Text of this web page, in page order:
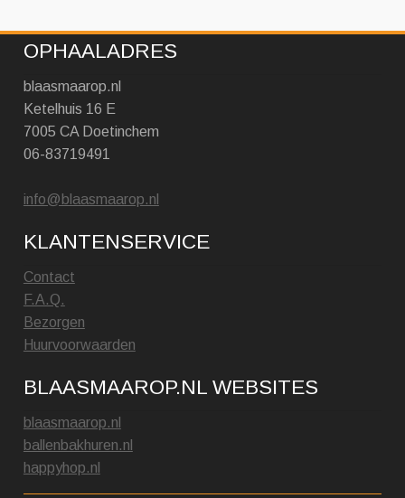
OPHAALADRES
blaasmaarop.nl
Ketelhuis 16 E
7005 CA Doetinchem
06-83719491
info@blaasmaarop.nl
KLANTENSERVICE
Contact
F.A.Q.
Bezorgen
Huurvoorwaarden
BLAASMAAROP.NL WEBSITES
blaasmaarop.nl
ballenbakhuren.nl
happyhop.nl